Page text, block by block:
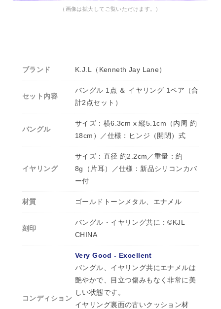
（画像は拡大してご覧いただけます。）
ブランド K.J.L（Kenneth Jay Lane）
セット内容
バングル 1点 ＆ イヤリング 1ペア（合
計2点セット）
バングル
サイズ：横6.3cm x 縦5.1cm（内周 約
18cm）／仕様：ヒンジ（開閉）式
イヤリング
サイズ：直径 約2.2cm／重量：約
8g（片耳）／仕様：新品シリコンカバ
ー付
材質 ゴールドトーンメタル、エナメル
刻印
バングル・イヤリング共に：©KJL
CHINA
コンディション
Very Good - Excellent
バングル、イヤリング共にエナメルは
艶やかで、目立つ傷みもなく非常に美
しい状態です。
イヤリング裏面の古いクッション材